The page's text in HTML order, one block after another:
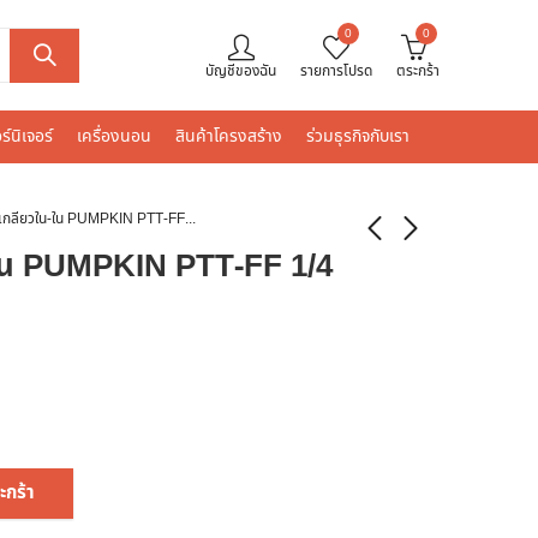
บัญชีของฉัน
0
รายการโปรด
0
ตระกร้า
นิเจอร์ เครื่องนอน สินค้าโครงสร้าง ร่วมธุรกิจกับเรา
ก๊อกลมเกลียวใน-ใน PUMPKIN PTT-FF 1/4 นิ้ว
PUMPKIN PTT-FF 1/4
กร้า